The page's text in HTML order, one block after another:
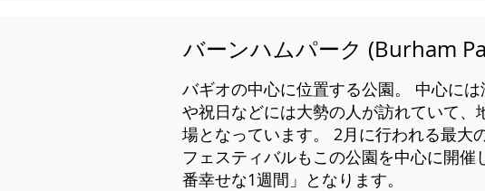
バーンハムパーク (Burham
バギオの中心に位置する公園。 中心に
や祝日などには大勢の人が訪れていて、
場となっています。 2月に行われる最大
フェスティバルもこの公園を中心に開催
番幸せな1週間」となります。